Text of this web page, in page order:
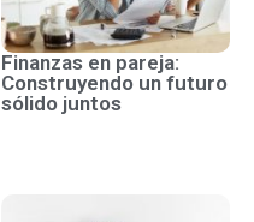
Finanzas en pareja:
Construyendo un futuro
sólido juntos